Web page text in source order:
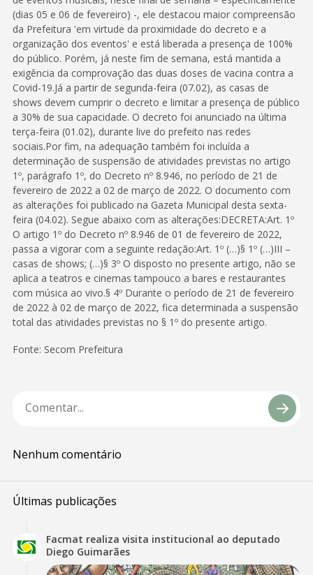
(dias 05 e 06 de fevereiro) -, ele destacou maior compreensão
da Prefeitura 'em virtude da proximidade do decreto e a
organização dos eventos' e está liberada a presença de 100%
do público. Porém, já neste fim de semana, está mantida a
exigência da comprovação das duas doses de vacina contra a
Covid-19.Já a partir de segunda-feira (07.02), as casas de
shows devem cumprir o decreto e limitar a presença de público
a 30% de sua capacidade. O decreto foi anunciado na última
terça-feira (01.02), durante live do prefeito nas redes
sociais.Por fim, na adequação também foi incluída a
determinação de suspensão de atividades previstas no artigo
1º, parágrafo 1º, do Decreto nº 8.946, no período de 21 de
fevereiro de 2022 a 02 de março de 2022. O documento com
as alterações foi publicado na Gazeta Municipal desta sexta-
feira (04.02). Segue abaixo com as alterações:DECRETA:Art. 1º
O artigo 1º do Decreto nº 8.946 de 01 de fevereiro de 2022,
passa a vigorar com a seguinte redação:Art. 1º (…)§ 1º (…)III –
casas de shows; (…)§ 3º O disposto no presente artigo, não se
aplica a teatros e cinemas tampouco a bares e restaurantes
com música ao vivo.§ 4º Durante o período de 21 de fevereiro
de 2022 à 02 de março de 2022, fica determinada a suspensão
total das atividades previstas no § 1º do presente artigo.
Fonte: Secom Prefeitura
Nenhum comentário
Últimas publicações
Facmat realiza visita institucional ao deputado
Diego Guimarães